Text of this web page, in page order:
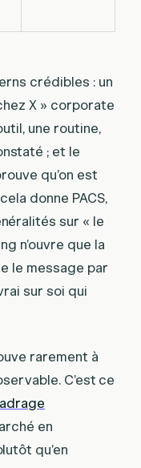
crédibles : un
X » corporate
une routine,
; et le
qu’on est
donne PACS,
sur « le
n’ouvre que la
le message par
sur soi qui
rarement à
C’est ce
en
qu’en